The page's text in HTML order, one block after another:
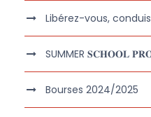
Libérez-vous,
SUMMER 𝐒𝐂𝐇𝐎𝐎𝐋
Bourses 2024/2025